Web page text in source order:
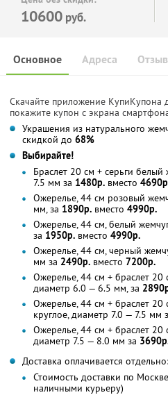
10600 руб.
Основное Адреса
Скачайте приложение КупиКупона
покажите купон с экрана
Украшения из натурального
скидкой до 68%
Выбирайте!
Браслет 20 см + серьги белый
7.5 мм за 1480р. вместо
Ожерелье, 44 см розовый
мм, за 1890р. вместо 4990р.
Ожерелье, 44 см, белый
за 1950р. вместо 4990р.
Ожерелье, 44 см, черный
мм за 2490р. вместо 7200р.
Ожерелье, 44 см + браслет 20
диаметр 6.0 — 6.5 мм, за
Ожерелье, 44 см + браслет 20
круглое, диаметр 7.0 — 7.5 мм
Ожерелье, 44 см + браслет 20
диаметр 7.5 — 8.0 мм за
Доставка оплачивается отдельно:
Стоимость доставки по
наличными курьеру)